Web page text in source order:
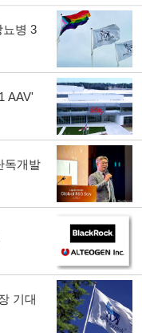
뇨병 3
AAV'
독개발
기대